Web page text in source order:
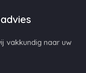
vakkundig naar uw